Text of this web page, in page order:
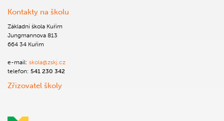
Kontakty na školu
Základní škola Kuřim
Jungmannova 813
664 34 Kuřim
e-mail: skola@zskj.cz
telefon: 541 230 342
Zřizovatel školy